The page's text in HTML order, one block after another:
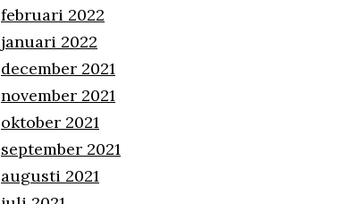
februari 2022
januari 2022
december 2021
november 2021
oktober 2021
september 2021
augusti 2021